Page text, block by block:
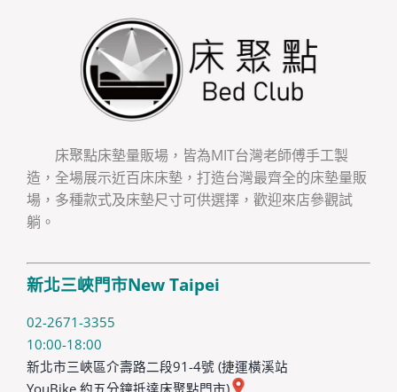
床聚點床墊量販場，皆為MIT台灣老師傅手工製
造，全場展示近百床床墊，打造台灣最齊全的床墊量販
場，多種款式及床墊尺寸可供選擇，歡迎來店參觀試
躺。
新北三峽門市New Taipei
02-2671-3355
10:00-18:00
新北市三峽區介壽路二段91-4號 (捷運橫溪站
YouBike 約五分鐘抵達床聚點門市)